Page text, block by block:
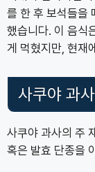
를 한 후 보석들을
했습니다. 이 음식
게 먹혔지만, 현재
사쿠야 과
사쿠야 과사의 주
혹은 발효 단종을